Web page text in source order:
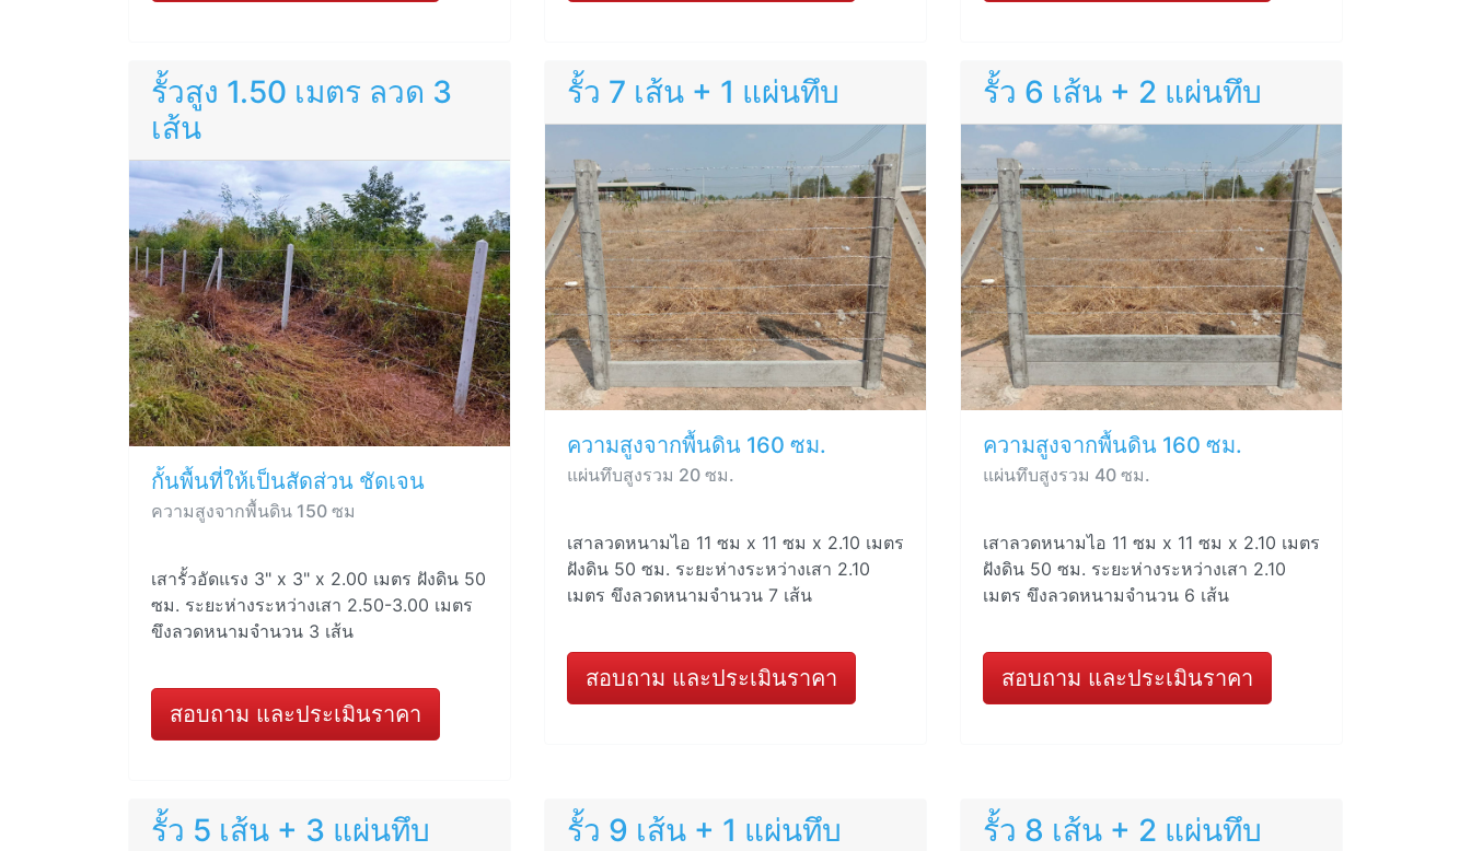
รั้วสูง 1.50 เมตร ลวด 3
เส้น
กั้นพื้นที่ให้เป็นสัดส่วน ชัดเจน
ความสูงจากพื้นดิน 150 ซม
เสารั้วอัดแรง 3" x 3" x 2.00 เมตร ฝังดิน 50
ซม. ระยะห่างระหว่างเสา 2.50-3.00 เมตร
ขึงลวดหนามจำนวน 3 เส้น
สอบถาม และประเมินราคา
รั้ว 7 เส้น + 1 แผ่นทึบ
ความสูงจากพื้นดิน 160 ซม.
แผ่นทึบสูงรวม 20 ซม.
เสาลวดหนามไอ 11 ซม x 11 ซม x 2.10 เมตร
ฝังดิน 50 ซม. ระยะห่างระหว่างเสา 2.10
เมตร ขึงลวดหนามจำนวน 7 เส้น
สอบถาม และประเมินราคา
รั้ว 6 เส้น + 2 แผ่นทึบ
ความสูงจากพื้นดิน 160 ซม.
แผ่นทึบสูงรวม 40 ซม.
เสาลวดหนามไอ 11 ซม x 11 ซม x 2.10 เมตร
ฝังดิน 50 ซม. ระยะห่างระหว่างเสา 2.10
เมตร ขึงลวดหนามจำนวน 6 เส้น
สอบถาม และประเมินราคา
รั้ว 5 เส้น + 3 แผ่นทึบ รั้ว 9 เส้น + 1 แผ่นทึบ รั้ว 8 เส้น + 2 แผ่นทึบ